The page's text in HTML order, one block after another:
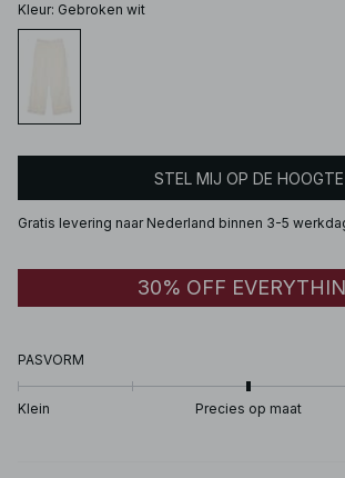
Kleur: Gebroken wit
STEL MIJ OP DE HOOGTE
Gratis levering naar Nederland binnen 3-5
30% OFF
PASVORM
Klein Precies op maat